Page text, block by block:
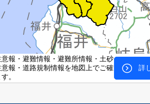
報・避難情報・避難所情報・土砂
報・道路規制情報を地図上でご確
。
詳